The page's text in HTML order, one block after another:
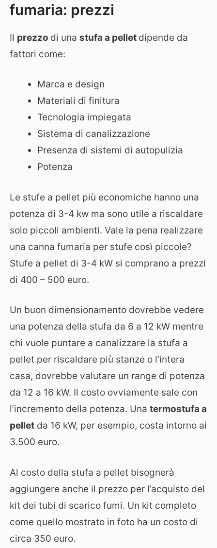
fumaria: prezzi
Il prezzo di una stufa a pellet dipende da
fattori come:
Marca e design
Materiali di finitura
Tecnologia impiegata
Sistema di canalizzazione
Presenza di sistemi di autopulizia
Potenza
Le stufe a pellet più economiche hanno una
potenza di 3-4 kw ma sono utile a riscaldare
solo piccoli ambienti. Vale la pena realizzare
una canna fumaria per stufe così piccole?
Stufe a pellet di 3-4 kW si comprano a prezzi
di 400 – 500 euro.
Un buon dimensionamento dovrebbe vedere
una potenza della stufa da 6 a 12 kW mentre
chi vuole puntare a canalizzare la stufa a
pellet per riscaldare più stanze o l’intera
casa, dovrebbe valutare un range di potenza
da 12 a 16 kW. Il costo ovviamente sale con
l’incremento della potenza. Una termostufa a
pellet da 16 kW, per esempio, costa intorno ai
3.500 euro.
Al costo della stufa a pellet bisognerà
aggiungere anche il prezzo per l’acquisto del
kit dei tubi di scarico fumi. Un kit completo
come quello mostrato in foto ha un costo di
circa 350 euro.